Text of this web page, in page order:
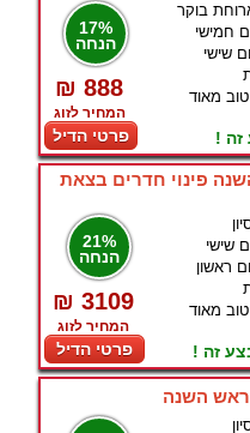
17%
הנחה
₪ 888
המחיר לזוג
פרטי הדיל
בוקר
טוב מאוד
ראש השנה פינוי חדרים בצאת
21%
הנחה
₪ 3109
המחיר לזוג
פרטי הדיל
טוב מאוד
זה !